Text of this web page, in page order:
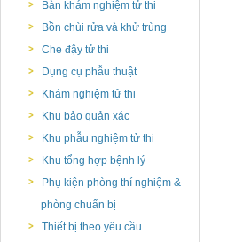
Bàn khám nghiệm tử thi
Bồn chùi rửa và khử trùng
Che đậy tử thi
Dụng cụ phẫu thuật
Khám nghiệm tử thi
Khu bảo quản xác
Khu phẫu nghiệm tử thi
Khu tổng hợp bệnh lý
Phụ kiện phòng thí nghiệm &
phòng chuẩn bị
Thiết bị theo yêu cầu